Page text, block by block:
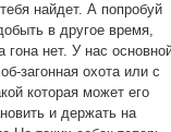
найдет. А попробуй
в другое время,
гона нет. У нас
загонная охота или с
которая может его
и держать на